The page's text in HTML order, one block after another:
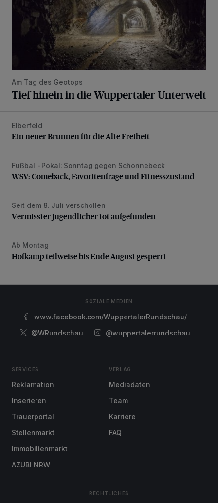
Am Tag des Geotops
Tief hinein in die Wuppertaler Unterwelt
Ein neuer Brunnen für die Alte Freiheit
Elberfeld
Ein neuer Brunnen für die Alte Freiheit
WSV: Comeback, Favoritenfrage und Fitnesszustand
Fußball-Pokal: Sonntag gegen Schonnebeck
WSV: Comeback, Favoritenfrage und Fitnesszustand
Vermisster Jugendlicher tot aufgefunden
Seit dem 8. Juli verschollen
Vermisster Jugendlicher tot aufgefunden
Hofkamp teilweise bis Ende August gesperrt
Ab Montag
Hofkamp teilweise bis Ende August gesperrt
SOZIALE MEDIEN
www.facebook.com/WuppertalerRundschau/
@WRundschau
@wuppertalerrundschau
SERVICES
Reklamation
Inserieren
Trauerportal
Stellenmarkt
Immobilienmarkt
AZUBI NRW
VERLAG
Mediadaten
Team
Karriere
FAQ
RECHTLICHES